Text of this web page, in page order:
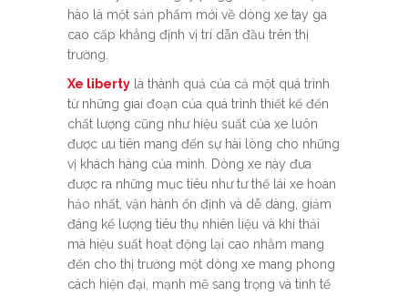
hào là một sản phẩm mới về dòng xe tay ga
cao cấp khẳng định vị trí dẫn đầu trên thị
trường.
Xe liberty là thành quả của cả một quá trình
từ những giai đoạn của quá trình thiết kế đến
chất lượng cũng như hiệu suất của xe luôn
được ưu tiên mang đến sự hài lòng cho những
vị khách hàng của mình. Dòng xe này đưa
được ra những mục tiêu như tư thế lái xe hoàn
hảo nhất, vận hành ổn định và dễ dàng, giảm
đáng kể lượng tiêu thụ nhiên liệu và khí thải
mà hiệu suất hoạt động lại cao nhằm mang
đến cho thị trường một dòng xe mang phong
cách hiện đại, mạnh mẽ sang trọng và tinh tế